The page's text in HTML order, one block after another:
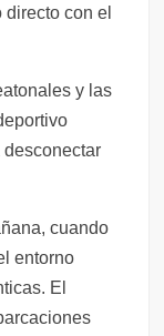
con el
y las
cuando
entorno
El